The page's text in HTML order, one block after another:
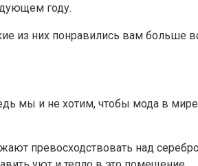
году.
из них понравились вам больше
мы и не хотим, чтобы мода в
превосходствовать над